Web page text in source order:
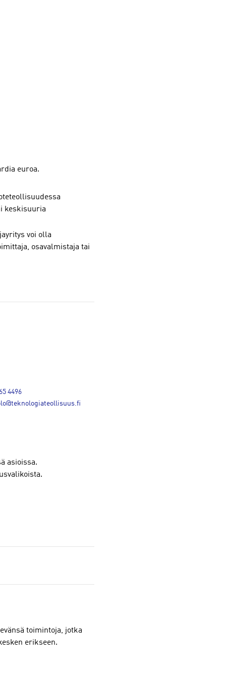
euroa.
keskisuuria
voi olla
osavalmistaja tai
4496
asioissa.
toimintoja, jotka
erikseen.